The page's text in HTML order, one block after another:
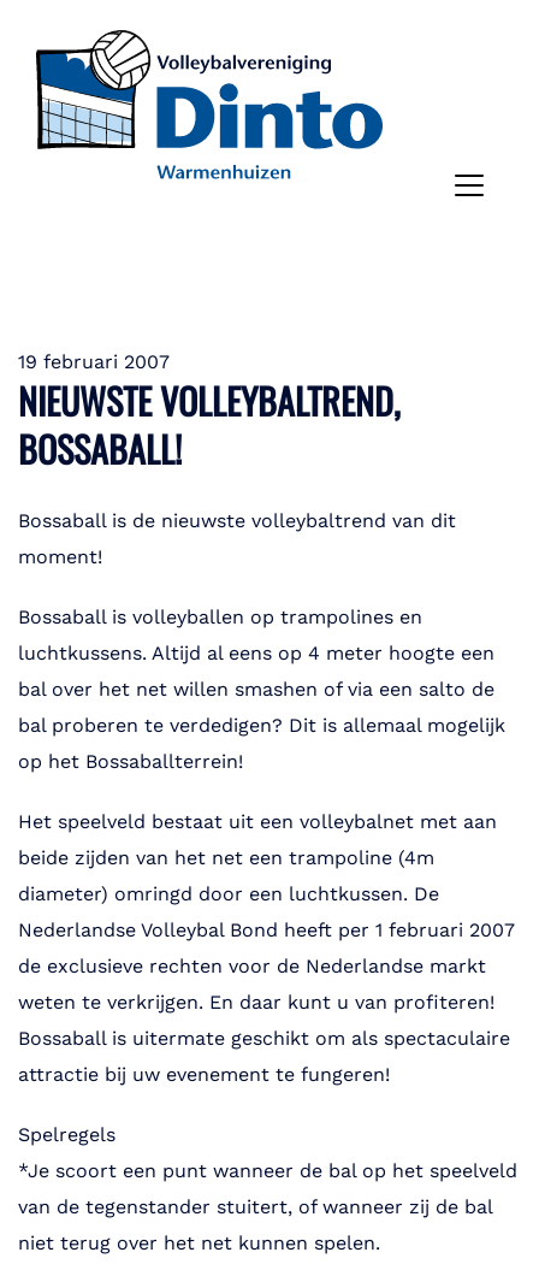
19 februari 2007
NIEUWSTE VOLLEYBALTREND,
BOSSABALL!
Bossaball is de nieuwste volleybaltrend van dit
moment!
Bossaball is volleyballen op trampolines en
luchtkussens. Altijd al eens op 4 meter hoogte een
bal over het net willen smashen of via een salto de
bal proberen te verdedigen? Dit is allemaal mogelijk
op het Bossaballterrein!
Het speelveld bestaat uit een volleybalnet met aan
beide zijden van het net een trampoline (4m
diameter) omringd door een luchtkussen. De
Nederlandse Volleybal Bond heeft per 1 februari 2007
de exclusieve rechten voor de Nederlandse markt
weten te verkrijgen. En daar kunt u van profiteren!
Bossaball is uitermate geschikt om als spectaculaire
attractie bij uw evenement te fungeren!
Spelregels
*Je scoort een punt wanneer de bal op het speelveld
van de tegenstander stuitert, of wanneer zij de bal
niet terug over het net kunnen spelen.